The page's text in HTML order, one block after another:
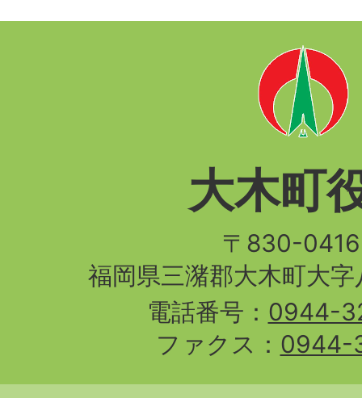
大木町
〒830-
福岡県三潴郡大木町大
電話番号： 0944-
ファクス： 0944-